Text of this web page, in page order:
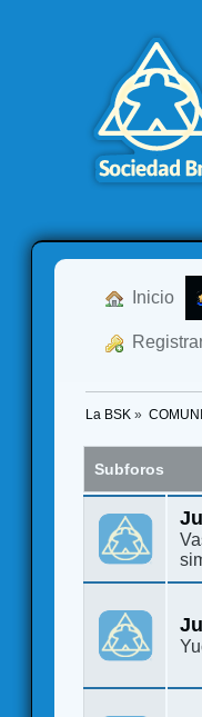
Inicio
La BSK »
Subforos